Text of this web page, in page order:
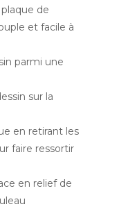
de
et facile à
parmi une
sur la
en retirant les
faire ressortir
en relief de